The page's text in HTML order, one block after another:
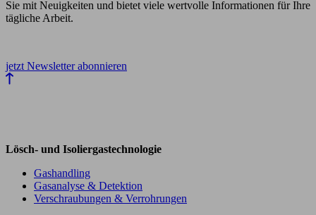
Sie mit Neuigkeiten und bietet viele wertvolle Informationen für Ihre
tägliche Arbeit.
jetzt Newsletter abonnieren
Lösch- und Isoliergastechnologie
Gashandling
Gasanalyse & Detektion
Verschraubungen & Verrohrungen